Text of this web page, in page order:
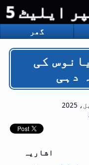
ایلیٹ 5
گھر
کی
دہی
اشاریہ